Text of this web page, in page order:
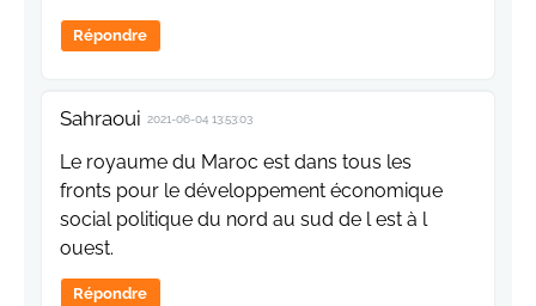
Répondre
Sahraoui 2021-06-04 13:53:03
Le royaume du Maroc est dans tous les
fronts pour le développement économique
social politique du nord au sud de l est à l
ouest.
Répondre